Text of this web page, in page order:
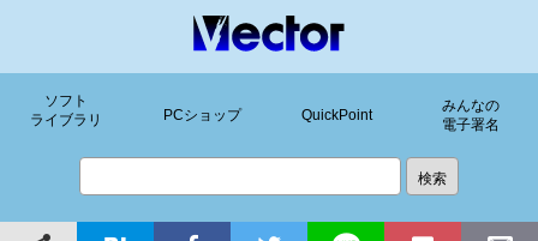
ソフト
ライブラリ
PCショップ QuickPoint
みんなの
電子署名